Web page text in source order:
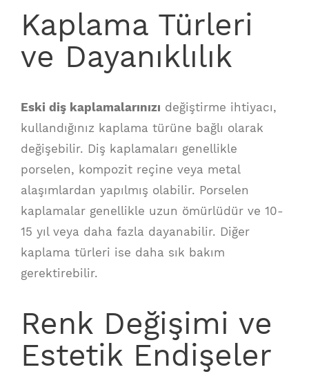
Kaplama Türleri
ve Dayanıklılık
Eski diş kaplamalarınızı değiştirme ihtiyacı,
kullandığınız kaplama türüne bağlı olarak
değişebilir. Diş kaplamaları genellikle
porselen, kompozit reçine veya metal
alaşımlardan yapılmış olabilir. Porselen
kaplamalar genellikle uzun ömürlüdür ve 10-
15 yıl veya daha fazla dayanabilir. Diğer
kaplama türleri ise daha sık bakım
gerektirebilir.
Renk Değişimi ve
Estetik Endişeler